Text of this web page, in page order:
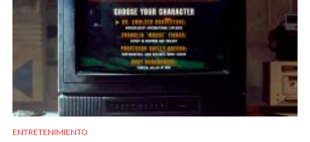
ENTRETENIMIENTO